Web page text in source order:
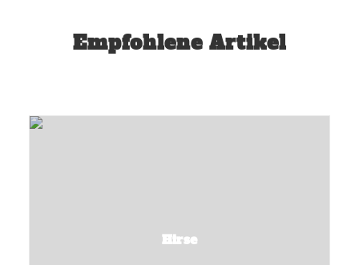
Empfohlene Artikel
Hirse